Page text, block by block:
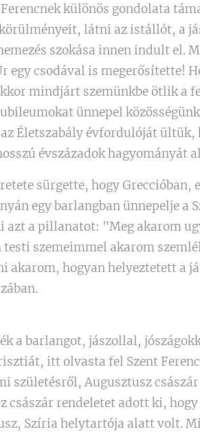
különös gondolata
látni az istállót, a
szokása innen indult el.
egy csodával is megerősítette!
mindjárt szemünkbe ötlik a
ünnepel
az Életszabály évfordulóját
évszázadok hagyományát
sürgette, hogy Greccióban,
egy barlangban ünnepelje a
azt a pillanatot: "Meg akarom
testi szemeimmel akarom
akarom, hogyan helyeztetett a
a barlangot, jászollal,
itt olvasta fel Szent
születésről, Augusztusz
császár rendeletet adott ki, hogy
Szíria helytartója alatt volt.